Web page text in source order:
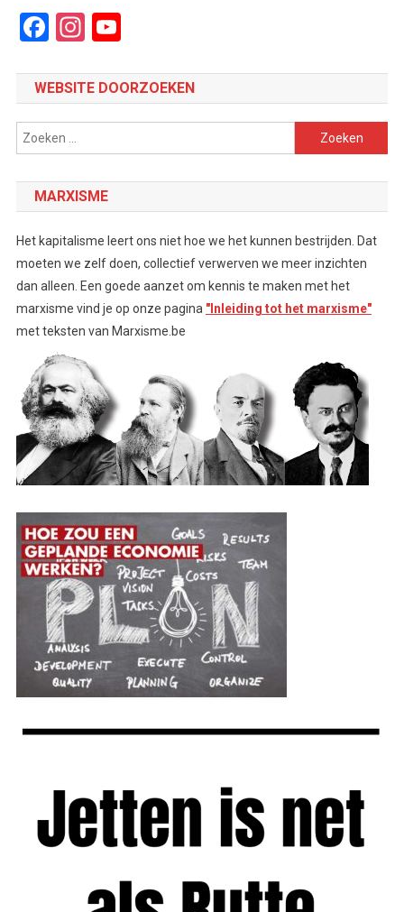
Facebook
Instagram
YouTube
WEBSITE DOORZOEKEN
Zoeken
naar:
MARXISME
Het kapitalisme leert ons niet hoe we het kunnen bestrijden. Dat
moeten we zelf doen, collectief verwerven we meer inzichten
dan alleen. Een goede aanzet om kennis te maken met het
marxisme vind je op onze pagina "Inleiding tot het marxisme"
met teksten van Marxisme.be